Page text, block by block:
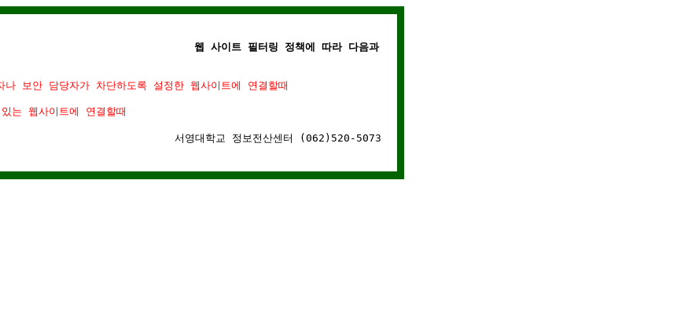
웹 사이트 필터링 정책에 따라 다음과 같은 경우에는 웹사이트 연결이 차단됩니다.
보안 담당자가 차단하도록 설정한 웹사이트에 연결할때
는 웹사이트에 연결할때
서영대학교 정보전산센터 (062)520-5073